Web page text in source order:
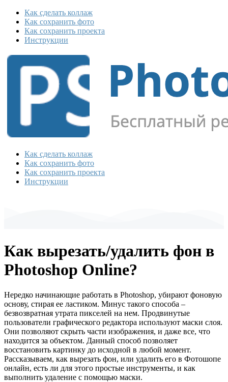
Как сделать коллаж
Как сохранить фото
Как сохранить проекта
Инструкции
Как сделать коллаж
Как сохранить фото
Как сохранить проекта
Инструкции
Как вырезать/удалить фон в
Photoshop Online?
Нередко начинающие работать в Photoshop, убирают фоновую
основу, стирая ее ластиком. Минус такого способа –
безвозвратная утрата пикселей на нем. Продвинутые
пользователи графического редактора используют маски слоя.
Они позволяют скрыть части изображения, и даже все, что
находится за объектом. Данный способ позволяет
восстановить картинку до исходной в любой момент.
Рассказываем, как вырезать фон, или удалить его в Фотошопе
онлайн, есть ли для этого простые инструменты, и как
выполнить удаление с помощью маски.